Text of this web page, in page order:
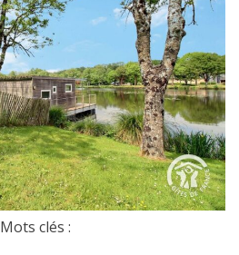
Mots clés :